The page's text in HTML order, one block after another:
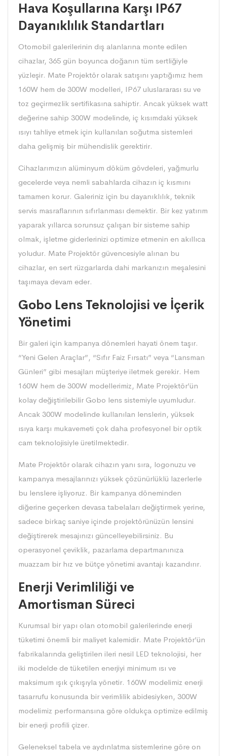
Hava Koşullarına Karşı IP67
Dayanıklılık Standartları
Otomobil galerilerinin dış alanlarına monte edilen
cihazlar, 365 gün boyunca doğanın tüm sertliğiyle
yüzleşir. Mate Projektör olarak satışını yaptığımız hem
160W hem de 300W modelleri, IP67 uluslararası su ve
toz geçirmezlik sertifikasına sahiptir. Ancak yüksek watt
değerine sahip 300W modelinde, iç kısımdaki yüksek
ısıyı tahliye etmek için kullanılan soğutma sistemleri
daha gelişmiş bir mühendislik gerektirir.
Cihazlarımızın alüminyum döküm gövdeleri, yağmurlu
gecelerde veya nemli sabahlarda cihazın iç kısmını
tamamen korur. Galeriniz için bu dayanıklılık, teknik
servis masraflarının sıfırlanması demektir. Bir kez yatırım
yaparak yıllarca sorunsuz çalışan bir sisteme sahip
olmak, işletme giderlerinizi optimize etmenin en akıllıca
yoludur. Mate Projektör güvencesiyle alınan bu
cihazlar, en sert rüzgarlarda dahi markanızın meşalesini
taşımaya devam eder.
Gobo Lens Teknolojisi ve İçerik
Yönetimi
Bir galeri için kampanya dönemleri hayati önem taşır.
“Yeni Gelen Araçlar”, “Sıfır Faiz Fırsatı” veya “Lansman
Günleri” gibi mesajları müşteriye iletmek gerekir. Hem
160W hem de 300W modellerimiz, Mate Projektör’ün
kolay değiştirilebilir Gobo lens sistemiyle uyumludur.
Ancak 300W modelinde kullanılan lenslerin, yüksek
ısıya karşı mukavemeti çok daha profesyonel bir optik
cam teknolojisiyle üretilmektedir.
Mate Projektör olarak cihazın yanı sıra, logonuzu ve
kampanya mesajlarınızı yüksek çözünürlüklü lazerlerle
bu lenslere işliyoruz. Bir kampanya döneminden
diğerine geçerken devasa tabelaları değiştirmek yerine,
sadece birkaç saniye içinde projektörünüzün lensini
değiştirerek mesajınızı güncelleyebilirsiniz. Bu
operasyonel çeviklik, pazarlama departmanınıza
muazzam bir hız ve bütçe yönetimi avantajı kazandırır.
Enerji Verimliliği ve
Amortisman Süreci
Kurumsal bir yapı olan otomobil galerilerinde enerji
tüketimi önemli bir maliyet kalemidir. Mate Projektör’ün
fabrikalarında geliştirilen ileri nesil LED teknolojisi, her
iki modelde de tüketilen enerjiyi minimum ısı ve
maksimum ışık çıkışıyla yönetir. 160W modelimiz enerji
tasarrufu konusunda bir verimlilik abidesiyken, 300W
modelimiz performansına göre oldukça optimize edilmiş
bir enerji profili çizer.
Geleneksel tabela ve aydınlatma sistemlerine göre on